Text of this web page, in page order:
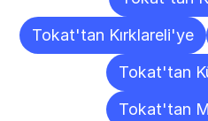
Tokat'tan Kırklareli'ye
Tokat'tan
Tokat'tan